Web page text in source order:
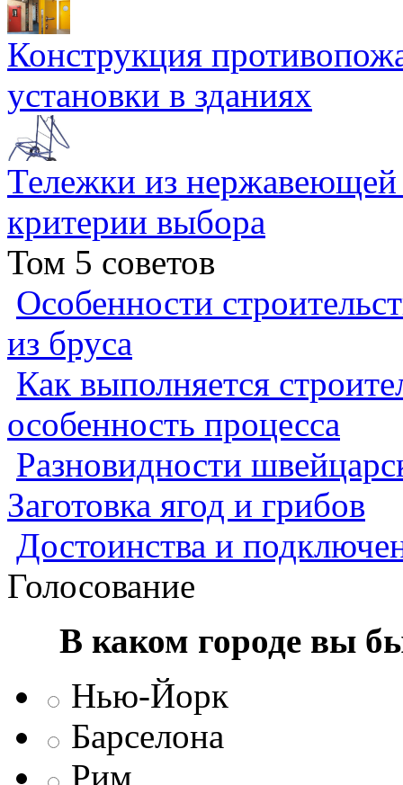
Конструкция
установки в зданиях
Тележки из
критерии выбора
Том 5 советов
Особенности
из бруса
Как выполняется
особенность процесса
Разновидности
Заготовка ягод и грибов
Достоинства и
Голосование
В каком городе вы
Нью-Йорк
Барселона
Рим